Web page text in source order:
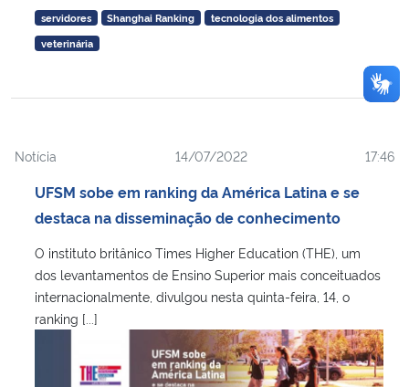
servidores
Shanghai Ranking
tecnologia dos alimentos
veterinária
Notícia 14/07/2022 17:46
UFSM sobe em ranking da América Latina e se
destaca na disseminação de conhecimento
O instituto britânico Times Higher Education (THE), um
dos levantamentos de Ensino Superior mais conceituados
internacionalmente, divulgou nesta quinta-feira, 14, o
ranking [...]